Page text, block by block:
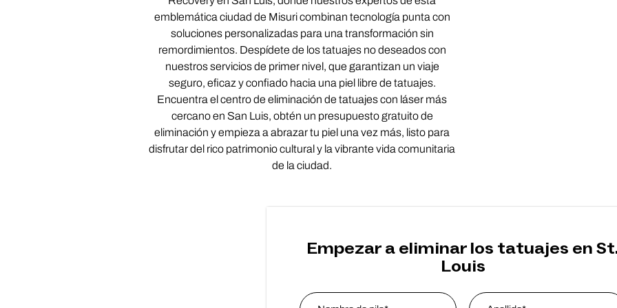
emblemática ciudad de Misuri combinan tecnología punta con
soluciones personalizadas para una transformación sin
remordimientos. Despídete de los tatuajes no deseados con
nuestros servicios de primer nivel, que garantizan un viaje
seguro, eficaz y confiado hacia una piel libre de tatuajes.
Encuentra el centro de eliminación de tatuajes con láser más
cercano en San Luis, obtén un presupuesto gratuito de
eliminación y empieza a abrazar tu piel una vez más, listo para
disfrutar del rico patrimonio cultural y la vibrante vida comunitaria
de la ciudad.
Empezar a eliminar los tatuajes en
Louis
Name